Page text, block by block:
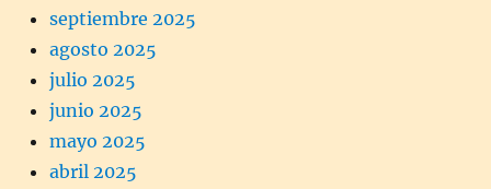
septiembre 2025
agosto 2025
julio 2025
junio 2025
mayo 2025
abril 2025